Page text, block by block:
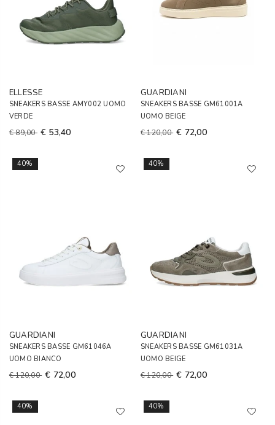
ELLESSE
SNEAKERS BASSE AMY002 UOMO
VERDE
€ 89,00 € 53,40
GUARDIANI
SNEAKERS BASSE GM61001A
UOMO BEIGE
€ 120,00 € 72,00
40%
GUARDIANI
SNEAKERS BASSE GM61046A
UOMO BIANCO
€ 120,00 € 72,00
40%
GUARDIANI
SNEAKERS BASSE GM61031A
UOMO BEIGE
€ 120,00 € 72,00
40% 40%